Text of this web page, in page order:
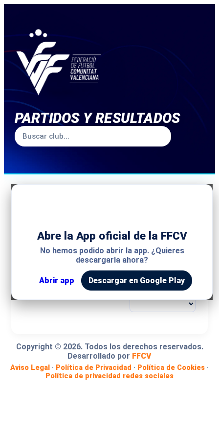
PARTIDOS Y RESULTADOS
Abre la App oficial de la FFCV
No hemos podido abrir la app. ¿Quieres
descargarla ahora?
Abrir app Descargar en Google Play
MODALIDAD
COMPETICIÓN
GRUPO
Copyright © 2026. Todos los derechos reservados.
Desarrollado por FFCV
Aviso Legal · Política de Privacidad · Política de Cookies ·
Política de privacidad redes sociales